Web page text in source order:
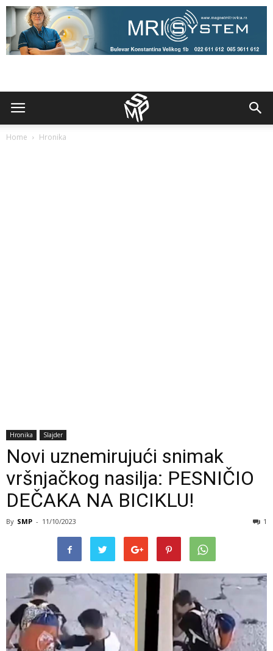
Home Hronika
Hronika Slajder
Novi uznemirujući snimak
vršnjačkog nasilja: PESNIČIO
DEČAKA NA BICIKLU!
By SMP - 11/10/2023 1